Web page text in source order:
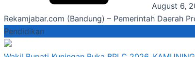
August 6,
Rekamjabar.com (Bandung) – Pemerintah Daerah
Pendidikan